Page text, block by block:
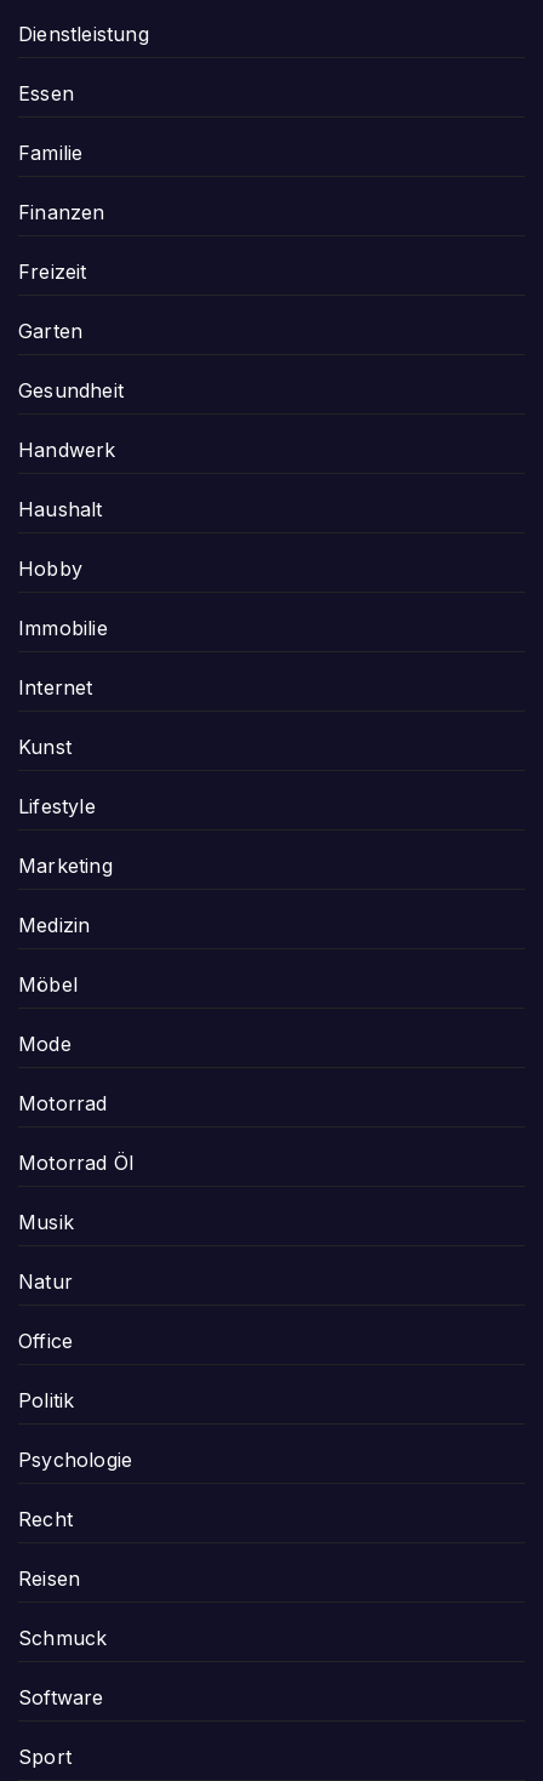
Dienstleistung
Essen
Familie
Finanzen
Freizeit
Garten
Gesundheit
Handwerk
Haushalt
Hobby
Immobilie
Internet
Kunst
Lifestyle
Marketing
Medizin
Möbel
Mode
Motorrad
Motorrad Öl
Musik
Natur
Office
Politik
Psychologie
Recht
Reisen
Schmuck
Software
Sport